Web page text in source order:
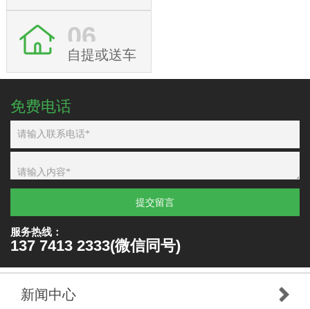
06
自提或送车
免费电话
提交留言
服务热线：
137 7413 2333(微信同号)
新闻中心